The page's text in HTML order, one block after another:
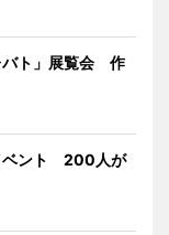
バト」展覧会 作
ベント 200人が